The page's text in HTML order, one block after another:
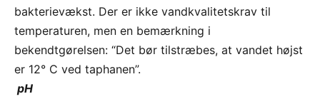
bakterievækst. Der er ikke vandkvalitetskrav til
temperaturen, men en bemærkning i
bekendtgørelsen: “Det bør tilstræbes, at vandet højst
er 12° C ved taphanen”.
pH